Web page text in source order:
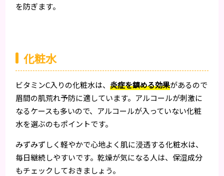
を防ぎます。
化粧水
ビタミンC入りの化粧水は、炎症を鎮める効果があるので
眉間の肌荒れ予防に適しています。アルコールが刺激に
なるケースも多いので、アルコールが入っていない化粧
水を選ぶのもポイントです。
みずみずしく軽やかで心地よく肌に浸透する化粧水は、
毎日継続しやすいです。乾燥が気になる人は、保湿成分
もチェックしておきましょう。